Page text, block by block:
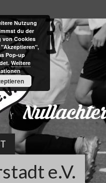
e.V.
Nutzung
du der
von Cookies
Pop-up
Weitere